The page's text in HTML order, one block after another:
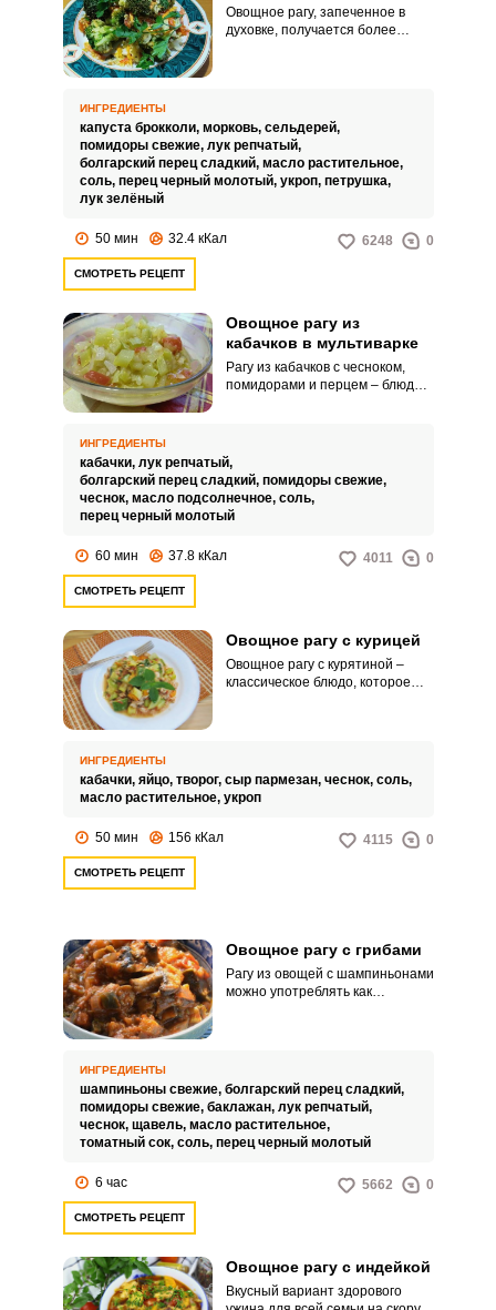
Овощное рагу, запеченное в
духовке, получается более
нужды стоять и мешать, чтобы
рагу не пригорало, это экономит
хозяйкам некоторое время.
ИНГРЕДИЕНТЫ
капуста брокколи, морковь, сельдерей,
помидоры свежие, лук репчатый,
болгарский перец сладкий, масло растительное,
соль, перец черный молотый, укроп, петрушка,
лук зелёный
50 мин 32.4 кКал 6248 0
СМОТРЕТЬ РЕЦЕПТ
Овощное рагу из
кабачков в мультиварке
Рагу из кабачков с чесноком,
помидорами и перцем – блюдо
холодном виде после того, как
рагу часа два настоится в
холодильнике и овощи
пропитаются запахом и вкусом
ИНГРЕДИЕНТЫ
кабачки, лук репчатый,
болгарский перец сладкий, помидоры свежие,
чеснок, масло подсолнечное, соль,
перец черный молотый
60 мин 37.8 кКал 4011 0
СМОТРЕТЬ РЕЦЕПТ
Овощное рагу с курицей
Овощное рагу с курятиной –
классическое блюдо, которое
ИНГРЕДИЕНТЫ
кабачки, яйцо, творог, сыр пармезан, чеснок, соль,
масло растительное, укроп
50 мин 156 кКал 4115 0
СМОТРЕТЬ РЕЦЕПТ
Овощное рагу с грибами
Рагу из овощей с шампиньонами
можно употреблять как
острую нотку, поэтому перца и
чеснока много не понадобится.
ИНГРЕДИЕНТЫ
шампиньоны свежие, болгарский перец сладкий,
помидоры свежие, баклажан, лук репчатый,
чеснок, щавель, масло растительное,
томатный сок, соль, перец черный молотый
6 час 5662 0
СМОТРЕТЬ РЕЦЕПТ
Овощное рагу с индейкой
Вкусный вариант здорового
ВХОД НА САЙТ
Войдите